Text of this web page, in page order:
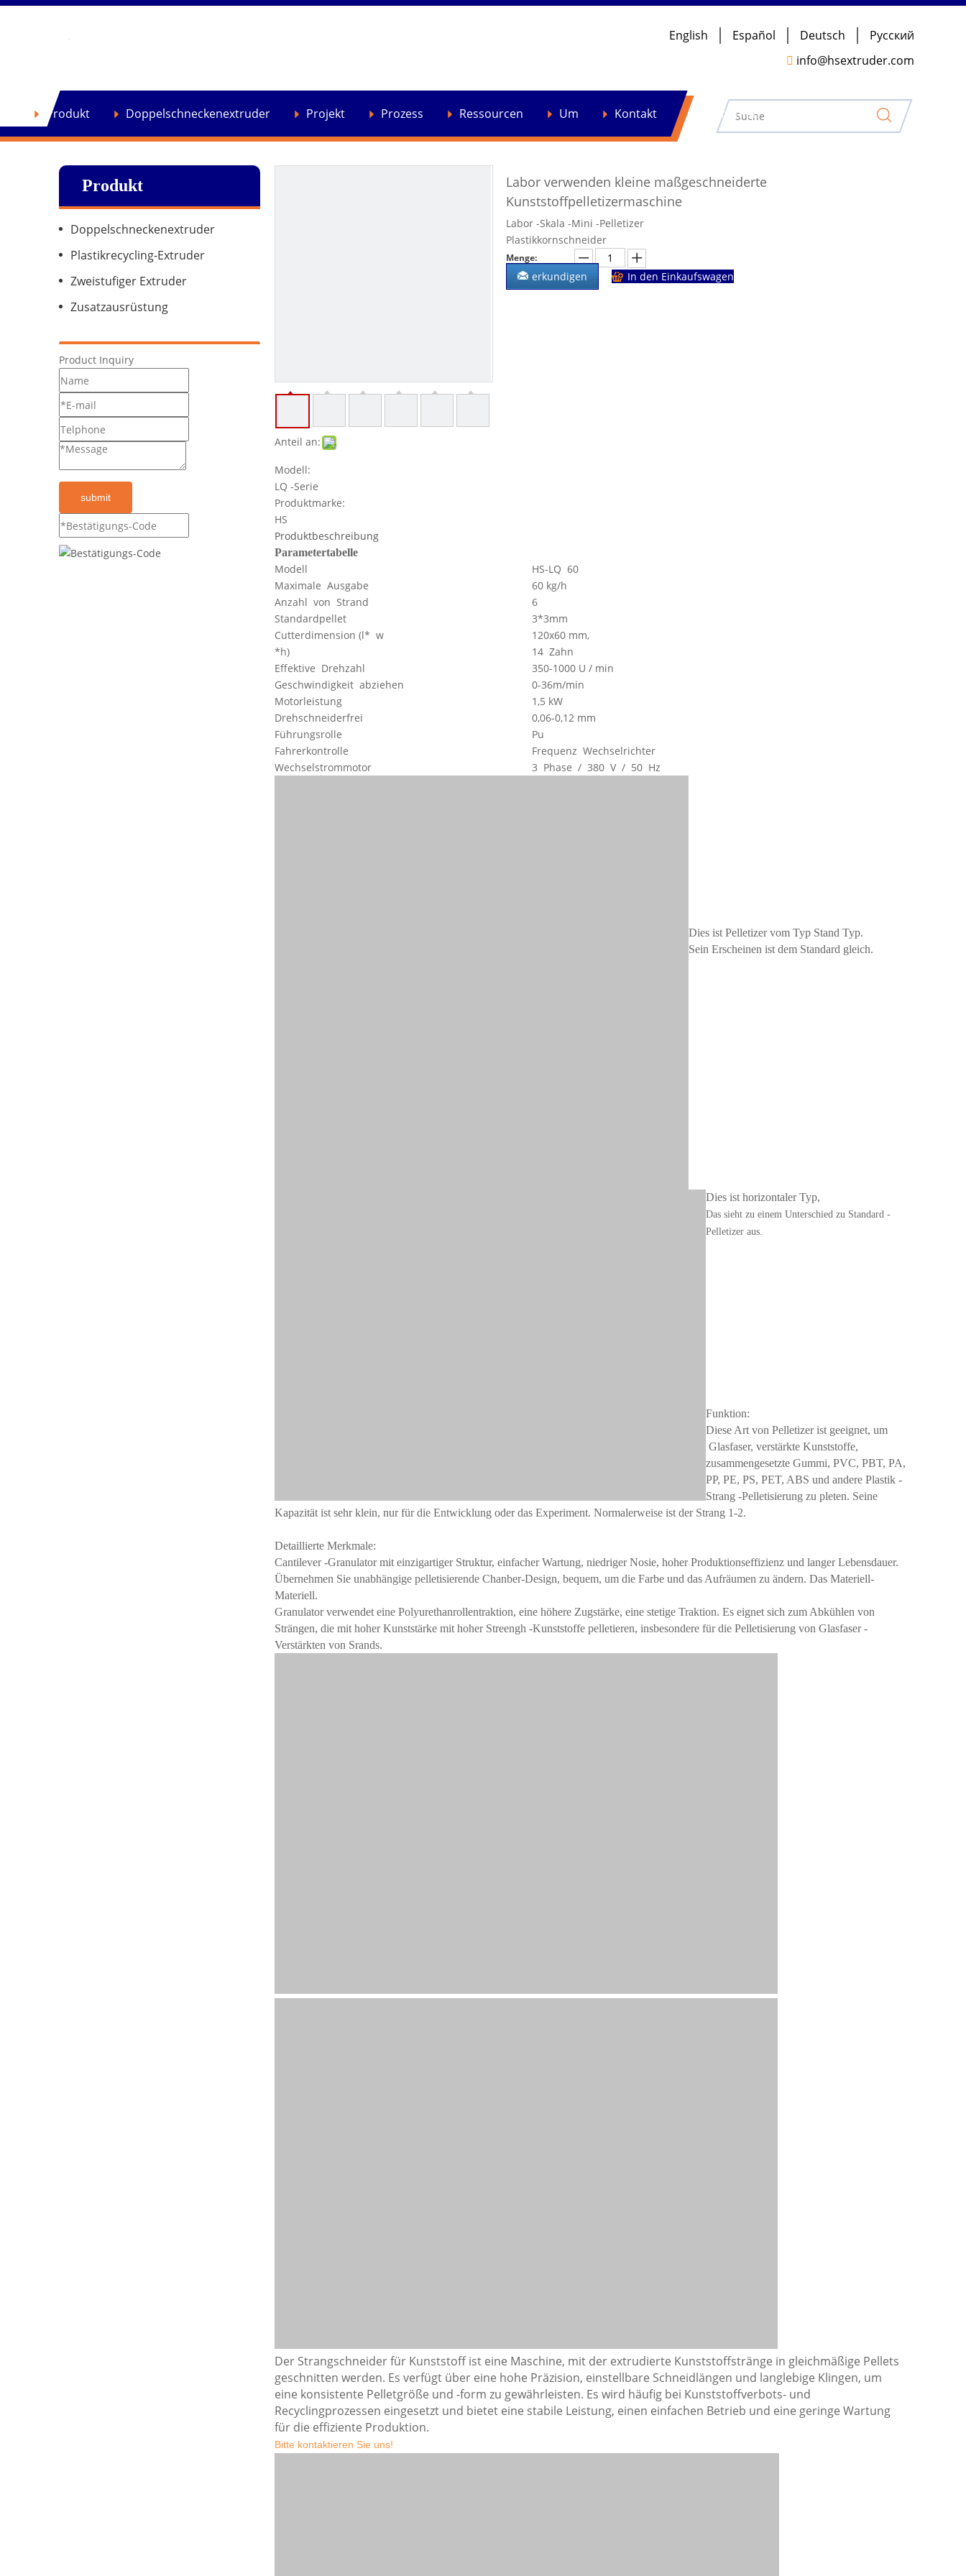
English Español Deutsch
Pусский
 info@hsextruder.com
Produkt Doppelschneckenextruder Projekt Prozess Ressourcen Um Kontakt Nachrichten
Produkt
Doppelschneckenextruder
Plastikrecycling-Extruder
Zweistufiger Extruder
Zusatzausrüstung
Product Inquiry
submit
Anteil an:
Labor verwenden kleine maßgeschneiderte
Kunststoffpelletizermaschine
Labor -Skala -Mini -Pelletizer
Plastikkornschneider
Menge:
erkundigen In den Einkaufswagen
Modell:
LQ -Serie
Produktmarke:
HS
Produktbeschreibung
Parametertabelle
Modell
HS-LQ 60
Maximale Ausgabe
60 kg/h
Anzahl von Strand
6
Standardpellet ​
3*3mm
Cutterdimension (l* w
*h)
120x60 mm,
14 Zahn
Effektive Drehzahl ​
350-1000 U / min
Geschwindigkeit abziehen ​
0-36m/min
Motorleistung ​
1,5 kW
Drehschneiderfrei ​ ​
0,06-0,12 mm
Führungsrolle ​
Pu
Fahrerkontrolle ​
Frequenz Wechselrichter
Wechselstrommotor ​
3 Phase / 380 V / 50 Hz
Dies ist Pelletizer vom Typ Stand Typ.
Sein Erscheinen ist dem Standard gleich.
Dies ist horizontaler Typ,
Das sieht zu einem Unterschied zu Standard -
Pelletizer aus.
Funktion:
Diese Art von Pelletizer ist geeignet, um
Glasfaser, verstärkte Kunststoffe,
zusammengesetzte Gummi, PVC, PBT, PA,
PP, PE, PS, PET, ABS und andere Plastik -
Strang -Pelletisierung zu pleten. Seine
Kapazität ist sehr klein, nur für die Entwicklung oder das Experiment. Normalerweise ist der Strang 1-2.
Detaillierte Merkmale:
Cantilever -Granulator mit einzigartiger Struktur, einfacher Wartung, niedriger Nosie, hoher Produktionseffizienz und langer Lebensdauer.
Übernehmen Sie unabhängige pelletisierende Chanber-Design, bequem, um die Farbe und das Aufräumen zu ändern. Das Materiell-
Materiell.
Granulator verwendet eine Polyurethanrollentraktion, eine höhere Zugstärke, eine stetige Traktion. Es eignet sich zum Abkühlen von
Strängen, die mit hoher Kunststärke mit hoher Streengh -Kunststoffe pelletieren, insbesondere für die Pelletisierung von Glasfaser -
Verstärkten von Srands.
Der Strangschneider für Kunststoff ist eine Maschine, mit der extrudierte Kunststoffstränge in gleichmäßige Pellets
geschnitten werden. Es verfügt über eine hohe Präzision, einstellbare Schneidlängen und langlebige Klingen, um
eine konsistente Pelletgröße und -form zu gewährleisten. Es wird häufig bei Kunststoffverbots- und
Recyclingprozessen eingesetzt und bietet eine stabile Leistung, einen einfachen Betrieb und eine geringe Wartung
für die effiziente Produktion.
Bitte kontaktieren Sie uns!